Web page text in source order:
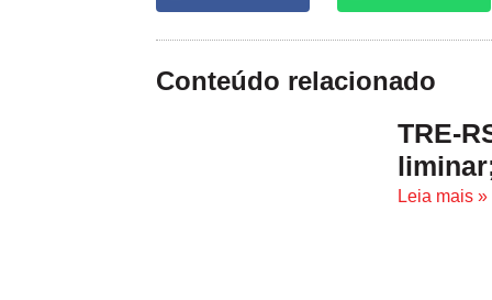
Conteúdo relacionado
TRE-
Leia mais »